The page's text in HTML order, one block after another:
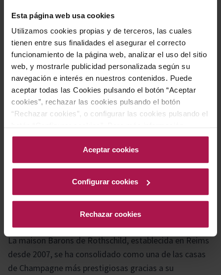
Esta página web usa cookies
Utilizamos cookies propias y de terceros, las cuales
tienen entre sus finalidades el asegurar el correcto
funcionamiento de la página web, analizar el uso del sitio
web, y mostrarle publicidad personalizada según su
navegación e interés en nuestros contenidos. Puede
aceptar todas las Cookies pulsando el botón “Aceptar
cookies”, rechazar las cookies pulsando el botón
“Rechazar cookies”, o configurar las cookies pulsando el
acceda a nuestra Política de Cookies.Para más
información acceda a nuestraPolítica de Cookies
Aceptar cookies
Configurar cookies
Rechazar cookies
más refinada de los vinos de Sauternes.
Gastronomía
Se recomienda servir este vino de postre francés bien
frío, entre 8 y 10 °C, para resaltar su frescura y aromas.
plátano, creaciones con durazno y maracuyá, o incluso
batatas al horno con queso de cabra, realzando cada
bocado con su carácter equilibrado.
Historia bodega
La maison Barons de Rothschild, establecida en Reims
desde 2007, se ha consolidado como una de las casas
de Champagne más prestigiosas gracias a su